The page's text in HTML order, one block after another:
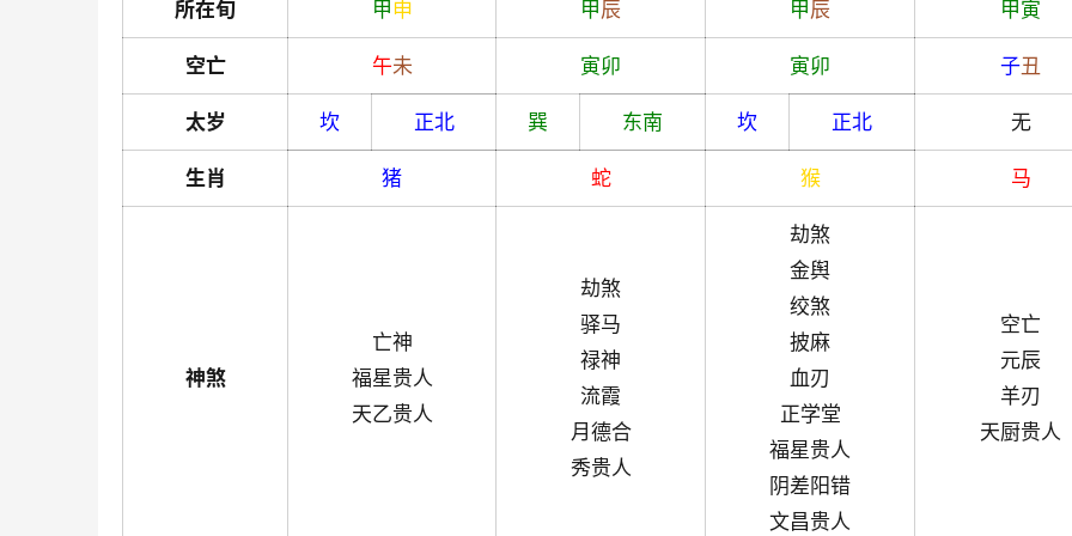
所在旬 甲申 甲辰 甲辰 甲寅
空亡 午未 寅卯 寅卯 子丑
太岁 坎 正北 巽 东南 坎 正北 无
生肖 猪 蛇 猴 马
神煞
亡神
福星贵人
天乙贵人
劫煞
驿马
禄神
流霞
月德合
秀贵人
劫煞
金舆
绞煞
披麻
血刃
正学堂
福星贵人
阴差阳错
文昌贵人
空亡
元辰
羊刃
天厨贵人